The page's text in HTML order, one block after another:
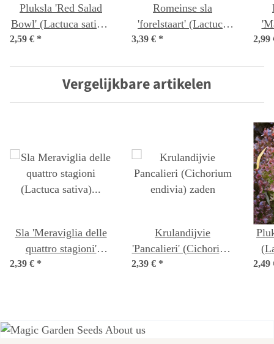
Pluksla 'Red Salad
Bowl' (Lactuca sativa)
2,59 € *
Romeinse sla
'forelstaart' (Lactuca
sativa) bio zaad
3,39 € * 2,99
Vergelijkbare artikelen
Sla 'Meraviglia delle
quattro stagioni'
(Lactuca sativa) bio
2,39 € *
Krulandijvie
'Pancalieri' (Cichorium
endivia) zaden
2,39 € * 2,49